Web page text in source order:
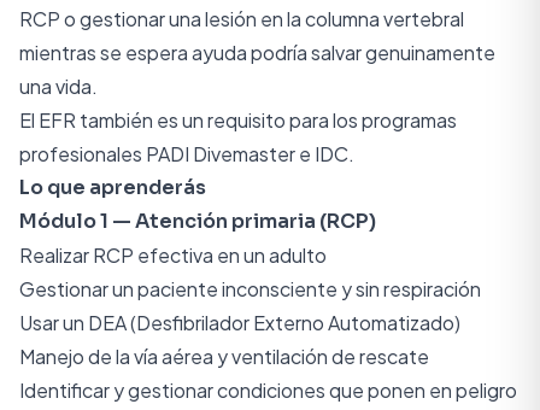
RCP o gestionar una lesión en la columna vertebral
mientras se espera ayuda podría salvar genuinamente
una vida.
El EFR también es un requisito para los programas
profesionales PADI Divemaster e IDC.
Lo que aprenderás
Módulo 1 — Atención primaria (RCP)
Realizar RCP efectiva en un adulto
Gestionar un paciente inconsciente y sin respiración
Usar un DEA (Desfibrilador Externo Automatizado)
Manejo de la vía aérea y ventilación de rescate
Identificar y gestionar condiciones que ponen en peligro